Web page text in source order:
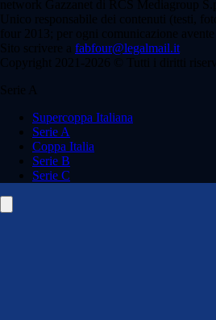
network Gazzanet di RCS Mediagroup
Unico responsabile dei contenuti (testi,
four 2013; per ogni comunicazione
Sito scrivere a fabfour@legalmail.it
Copyright 2021-2026 © Tutti i diritti
Serie A
Supercoppa Italiana
Serie A
Coppa Italia
Serie B
Serie C